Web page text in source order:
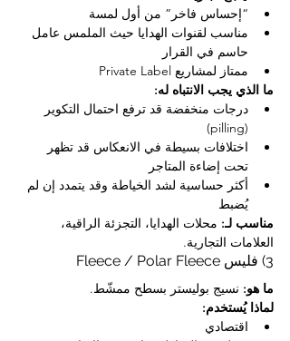
“إحساس فاخر” من أول لمسة
مناسب لقنوات الهدايا حيث الملمس عامل
حاسم في القرار
ممتاز لمشاريع Private Label
ما الذي يجب الانتباه له:
درجات منخفضة قد ترفع احتمال التكوير
(pilling)
اختلافات بسيطة في الانعكاس قد تظهر
تحت إضاءة المتاجر
أكثر حساسية لشد الخياطة وقد يتمدد إن لم
يُضبط
مناسب لـ: محلات الهدايا، التجزئة الراقية،
العلامات التجارية.
3) فليس Fleece / Polar Fleece
ما هو: نسيج بوليستر بسطح ممشّط.
لماذا يُستخدم:
اقتصادي